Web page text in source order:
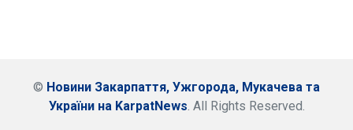
© Новини Закарпаття, Ужгорода, Мукачева та
України на KarpatNews. All Rights Reserved.